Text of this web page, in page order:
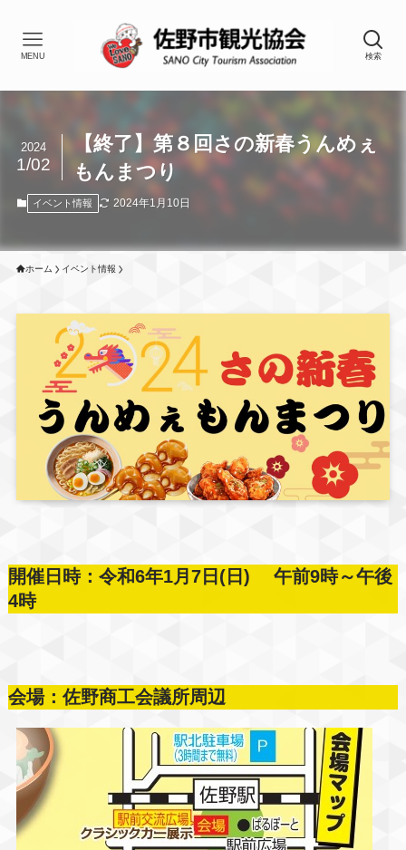
検索
MENU
【終了】第８回さの新春うんめぇ
もんまつり
2024
1/02
イベント情報 2024年1月10日
ホーム イベント情報
開催日時：令和6年1月7日(日) 午前9時～午後
4時
会場：佐野商工会議所周辺